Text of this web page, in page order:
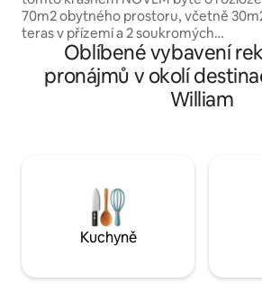
70m2 obytného prostoru, včetně
teras v přízemí a 2 soukromých
parkovišť. K dispozici jsou 2 ložnice, 3
manželské postele, 3 chytré televize
pro 6 osob. Zelená místnost je vybavena
elektrickým lůžkem o rozměrech 160
rozkládací pohovka o rozměrech 160
Oblíbené vybavení
pronájmů v okolí
William
Kuchyně